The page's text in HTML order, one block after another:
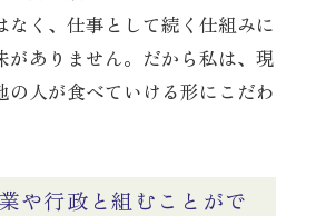
なく、仕事として続く仕組みに
がありません。だから私は、現
の人が食べていける形にこだわ
や行政と組むことがで